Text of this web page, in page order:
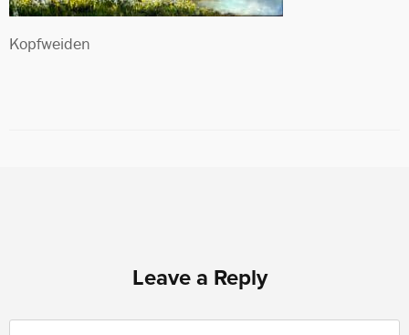
Kopfweiden
Leave a Reply